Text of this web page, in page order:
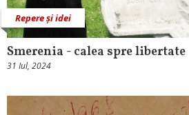
Repere și idei
Smerenia - calea spre libertate
31 Iul, 2024